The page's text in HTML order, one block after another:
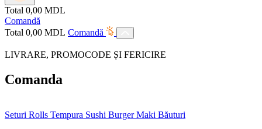
Total 0,00 MDL
Comandă
Total 0,00 MDL Comandă
LIVRARE, PROMOCODE ȘI FERICIRE
Comanda
Seturi Rolls Tempura Sushi BurgerMaki Băuturi